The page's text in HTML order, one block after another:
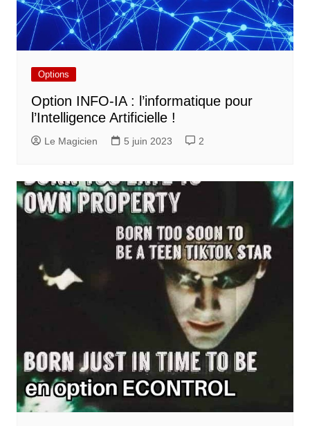
Options
Option INFO-IA : l’informatique pour
l’Intelligence Artificielle !
Le Magicien 5 juin 2023 2